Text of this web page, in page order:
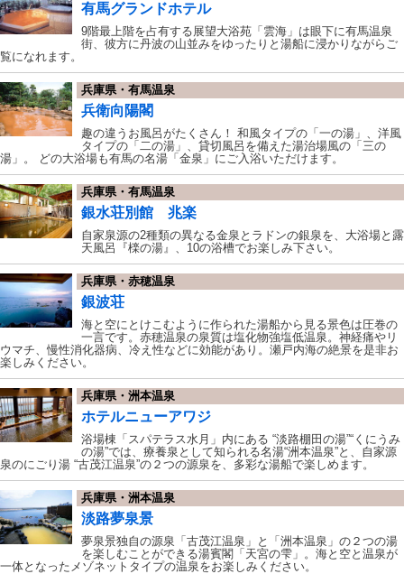
有馬グランドホテル
9階最上階を占有する展望大浴苑「雲海」は眼下に有馬温泉
街、彼方に丹波の山並みをゆったりと湯船に浸かりながらご
覧になれます。
兵庫県・有馬温泉
兵衛向陽閣
趣の違うお風呂がたくさん！ 和風タイプの「一の湯」、洋風
タイプの「二の湯」、貸切風呂を備えた湯治場風の「三の
湯」。 どの大浴場も有馬の名湯「金泉」にご入浴いただけます。
兵庫県・有馬温泉
銀水荘別館 兆楽
自家泉源の2種類の異なる金泉とラドンの銀泉を、大浴場と露
天風呂『檪の湯』、10の浴槽でお楽しみ下さい。
兵庫県・赤穂温泉
銀波荘
海と空にとけこむように作られた湯船から見る景色は圧巻の
一言です。赤穂温泉の泉質は塩化物強塩低温泉。神経痛やリ
ウマチ、慢性消化器病、冷え性などに効能があり。瀬戸内海の絶景を是非お
楽しみください。
兵庫県・洲本温泉
ホテルニューアワジ
浴場棟「スパテラス水月」内にある “淡路棚田の湯”“くにうみ
の湯”では、療養泉として知られる名湯“洲本温泉”と、自家源
泉のにごり湯 “古茂江温泉”の２つの源泉を、多彩な湯船で楽しめます。
兵庫県・洲本温泉
淡路夢泉景
夢泉景独自の源泉「古茂江温泉」と「洲本温泉」の２つの湯
を楽しむことができる湯賓閣「天宮の雫」。海と空と温泉が
一体となったメゾネットタイプの温泉をお楽しみください。